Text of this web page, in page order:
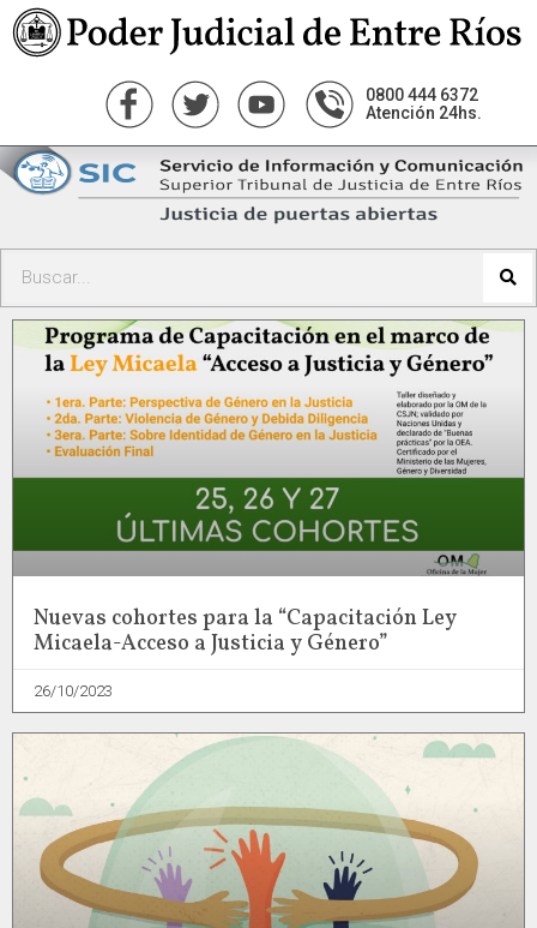
0800 444 6372
Atención 24hs.
Nuevas cohortes para la “Capacitación Ley
Micaela-Acceso a Justicia y Género”
26/10/2023